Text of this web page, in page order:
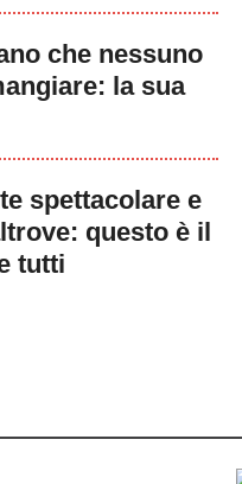
che nessuno
la sua
spettacolare e
questo è il
tutti